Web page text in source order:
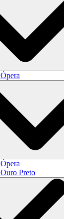
Ópera
Ópera
Ouro Preto